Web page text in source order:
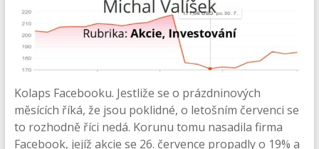
Kolaps Facebooku. Jestliže se o prázdninových
měsících říká, že jsou poklidné, o letošním červenci se
to rozhodně říci nedá. Korunu tomu nasadila firma
Facebook, jejíž akcie se 26. července propadly o 19% a